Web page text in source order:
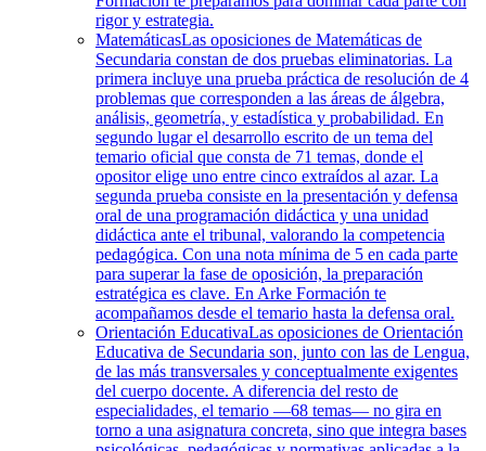
rigor y estrategia.
MatemáticasLas oposiciones de Matemáticas de
Secundaria constan de dos pruebas eliminatorias. La
primera incluye una prueba práctica de resolución de 4
problemas que corresponden a las áreas de álgebra,
análisis, geometría, y estadística y probabilidad. En
segundo lugar el desarrollo escrito de un tema del
temario oficial que consta de 71 temas, donde el
opositor elige uno entre cinco extraídos al azar. La
segunda prueba consiste en la presentación y defensa
oral de una programación didáctica y una unidad
didáctica ante el tribunal, valorando la competencia
pedagógica. Con una nota mínima de 5 en cada parte
para superar la fase de oposición, la preparación
estratégica es clave. En Arke Formación te
acompañamos desde el temario hasta la defensa oral.
Orientación EducativaLas oposiciones de Orientación
Educativa de Secundaria son, junto con las de Lengua,
de las más transversales y conceptualmente exigentes
del cuerpo docente. A diferencia del resto de
especialidades, el temario —68 temas— no gira en
torno a una asignatura concreta, sino que integra bases